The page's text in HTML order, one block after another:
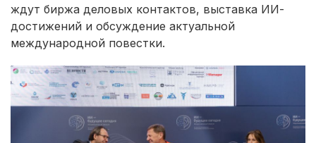
ждут биржа деловых контактов, выставка ИИ-
достижений и обсуждение актуальной
международной повестки.